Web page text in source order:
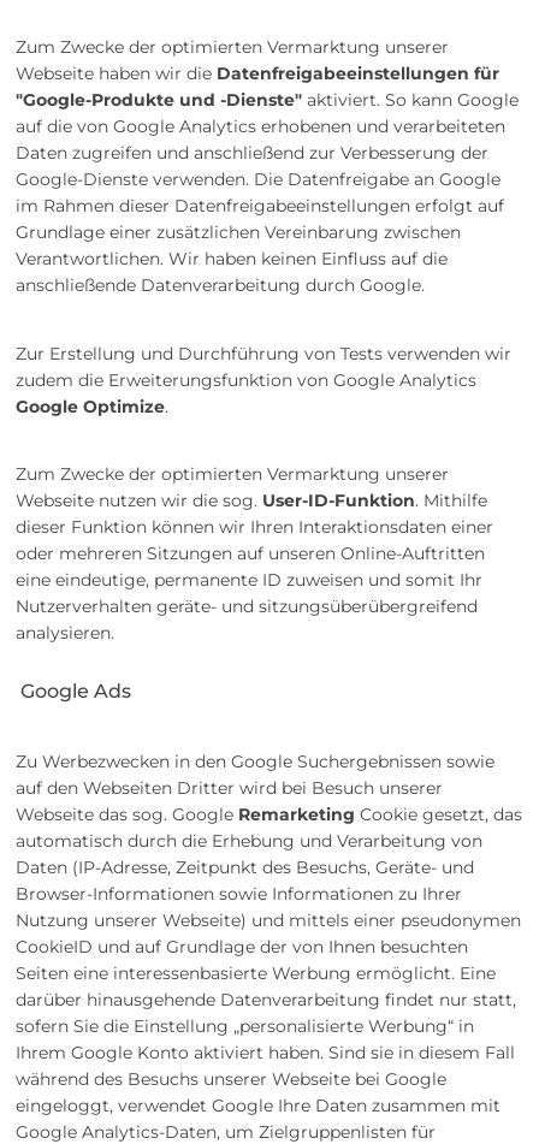
Zum Zwecke der optimierten Vermarktung unserer
Webseite haben wir die Datenfreigabeeinstellungen für
"Google-Produkte und -Dienste"aktiviert. So kann Google
auf die von Google Analytics erhobenen und verarbeiteten
Daten zugreifen und anschließend zur Verbesserung der
Google-Dienste verwenden. Die Datenfreigabe an Google
im Rahmen dieser Datenfreigabeeinstellungen erfolgt auf
Grundlage einer zusätzlichen Vereinbarung zwischen
Verantwortlichen. Wir haben keinen Einfluss auf die
anschließende Datenverarbeitung durch Google.
Zur Erstellung und Durchführung von Tests verwenden wir
zudem die Erweiterungsfunktion von Google Analytics
Google Optimize.
Zum Zwecke der optimierten Vermarktung unserer
Webseite nutzen wir die sog. User-ID-Funktion. Mithilfe
dieser Funktion können wir Ihren Interaktionsdaten einer
oder mehreren Sitzungen auf unseren Online-Auftritten
eine eindeutige, permanente ID zuweisen und somit Ihr
Nutzerverhalten geräte- und sitzungsüberübergreifend
analysieren.
Google Ads
Zu Werbezwecken in den Google Suchergebnissen sowie
auf den Webseiten Dritter wird bei Besuch unserer
Webseite das sog. Google RemarketingCookie gesetzt, das
automatisch durch die Erhebung und Verarbeitung von
Daten (IP-Adresse, Zeitpunkt des Besuchs, Geräte- und
Browser-Informationen sowie Informationen zu Ihrer
Nutzung unserer Webseite) und mittels einer pseudonymen
CookieID und auf Grundlage der von Ihnen besuchten
Seiten eine interessenbasierte Werbung ermöglicht. Eine
darüber hinausgehende Datenverarbeitung findet nur statt,
sofern Sie die Einstellung „personalisierte Werbung“ in
Ihrem Google Konto aktiviert haben. Sind sie in diesem Fall
während des Besuchs unserer Webseite bei Google
eingeloggt, verwendet Google Ihre Daten zusammen mit
Google Analytics-Daten, um Zielgruppenlisten für